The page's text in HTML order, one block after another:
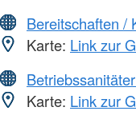
Bereitschaften /
Karte: Link zur
Karte: Link zur